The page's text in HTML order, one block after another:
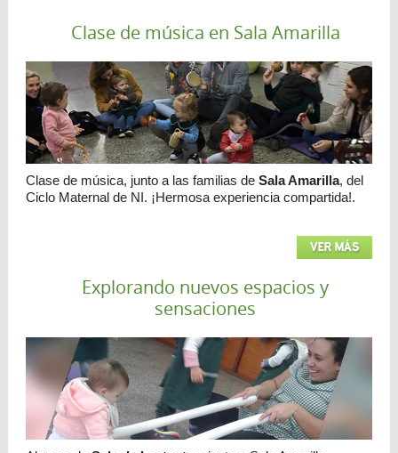
Clase de música en Sala Amarilla
Clase de música, junto a las familias de Sala Amarilla, del
Ciclo Maternal de NI. ¡Hermosa experiencia compartida!.
VER MÁS
Explorando nuevos espacios y
sensaciones